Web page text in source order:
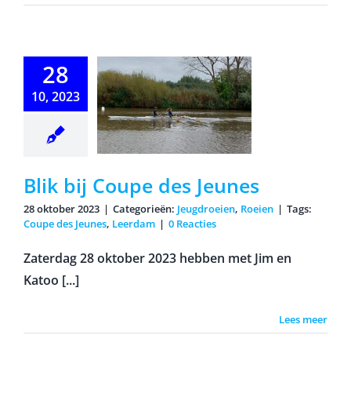
28
10, 2023
Coupe
Jeunes
Blik bij Coupe des Jeunes
28 oktober 2023 | Categorieën: Jeugdroeien, Roeien | Tags:
Coupe des Jeunes, Leerdam | 0 Reacties
Zaterdag 28 oktober 2023 hebben met Jim en
Katoo [...]
Lees meer